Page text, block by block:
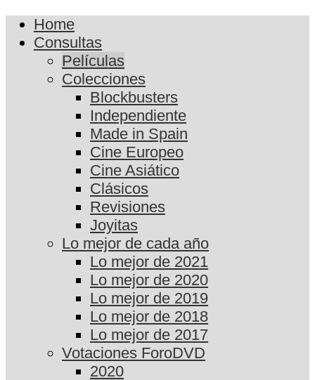
Home
Consultas
Películas
Colecciones
Blockbusters
Independiente
Made in Spain
Cine Europeo
Cine Asiático
Clásicos
Revisiones
Joyitas
Lo mejor de cada año
Lo mejor de 2021
Lo mejor de 2020
Lo mejor de 2019
Lo mejor de 2018
Lo mejor de 2017
Votaciones ForoDVD
2020